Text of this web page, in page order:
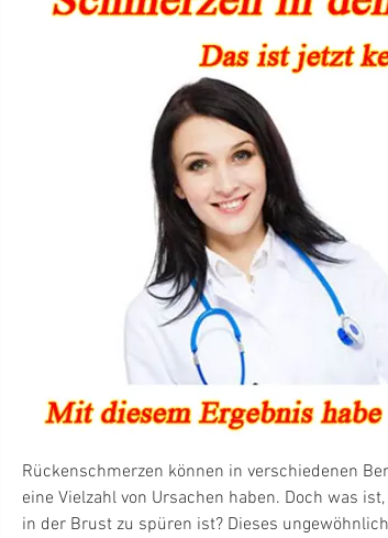
Rückenschmerzen können in verschiedenen
eine Vielzahl von Ursachen haben. Doch was
in der Brust zu spüren ist? Dieses